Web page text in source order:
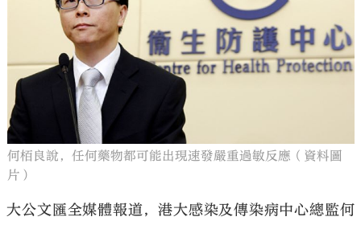
何栢良說，任何藥物都可能出現速發嚴重過敏反應（資料圖
片）
大公文匯全媒體報道，港大感染及傳染病中心總監何